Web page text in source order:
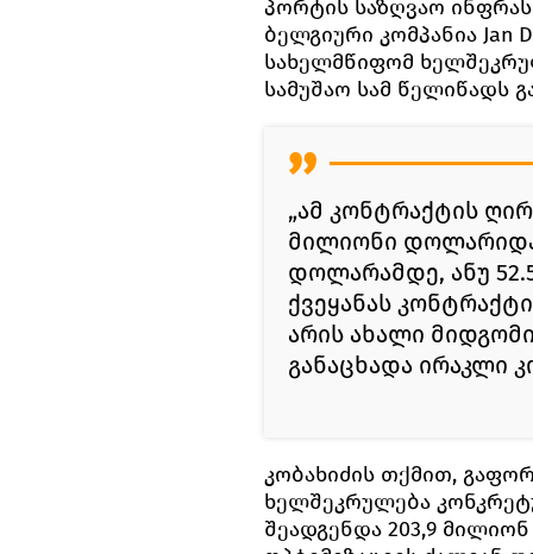
პორტის საზღვაო
ბელგიური კომპანია
სახელმწიფომ
სამუშაო სამ წელიწადს
„ამ კონტრაქტის
მილიონი
დოლარამდე, ანუ
ქვეყანას
არის ახალი
განაცხადა ირაკლი
კობახიძის თქმით,
ხელშეკრულება
შეადგენდა 203,9